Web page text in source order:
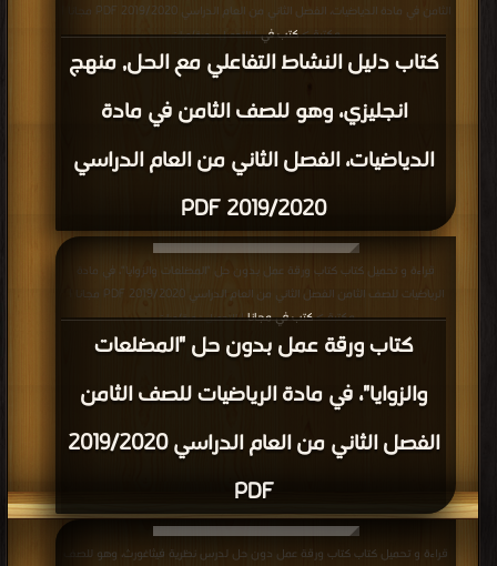
كتاب دليل النشاط التفاعلي مع الحل, منهج
انجليزي، وهو للصف الثامن في مادة
الدياضيات، الفصل الثاني من العام الدراسي
2019/2020 PDF
الثامن في مادة الدياضيات، الفصل الثاني من العام الدراسي 2019/2020 PDF مجانا |
مكتبة >كتب في| التحميل : مرة/مرات
كتاب ورقة عمل بدون حل "المضلعات
والزوايا"، في مادة الرياضيات للصف الثامن
الفصل الثاني من العام الدراسي 2019/2020
PDF
قراءة و تحميل كتاب كتاب ورقة عمل بدون حل "المضلعات والزوايا"، في مادة
الرياضيات للصف الثامن الفصل الثاني من العام الدراسي 2019/2020 PDF مجانا |
مكتبة >كتب في مجانا| التحميل : مرة/مرات
قراءة و تحميل كتاب كتاب ورقة عمل دون حل لدرس نظرية فيثاغورث، وهو للصف